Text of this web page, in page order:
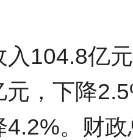
入104.8亿
，下降
4.2%。财